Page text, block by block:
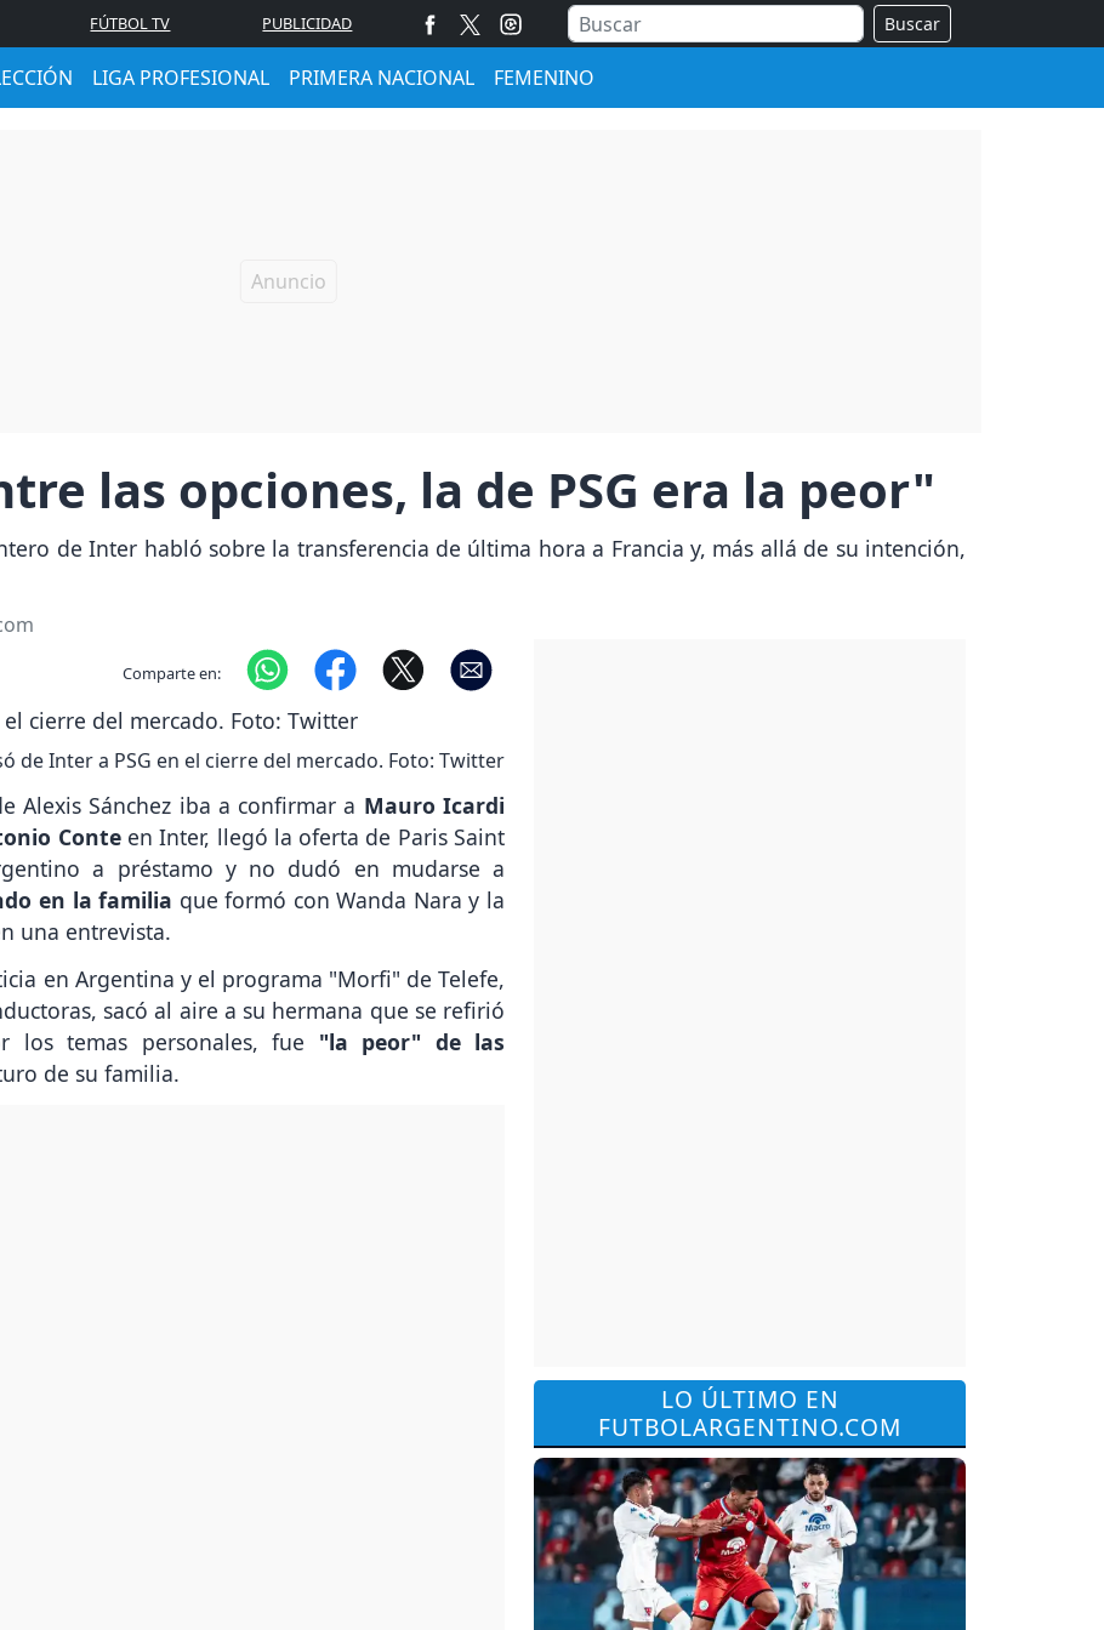
FÚTBOL TV PUBLICIDAD Buscar
LIGA PROFESIONAL PRIMERA NACIONAL FEMENINO
las opciones, la de PSG era la peor"
de Inter habló sobre la transferencia de última hora a Francia y, más allá de su intención,
Comparte en:
de Inter a PSG en el cierre del mercado. Foto: Twitter
Alexis Sánchez iba a confirmar a Mauro Icardi
Conteen Inter, llegó la oferta de Paris Saint
a préstamo y no dudó en mudarse a
en la familia que formó con Wanda Nara y la
una entrevista.
en Argentina y el programa "Morfi" de Telefe,
sacó al aire a su hermana que se refirió
temas personales, fue "la peor" de las
de su familia.
LO ÚLTIMO EN
FUTBOLARGENTINO.COM